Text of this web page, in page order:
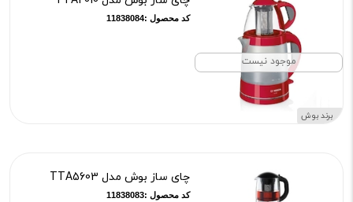
موجود نیست
برند بوش
کد محصول :11838084
چای ساز بوش مدل TTA5603
کد محصول :11838083